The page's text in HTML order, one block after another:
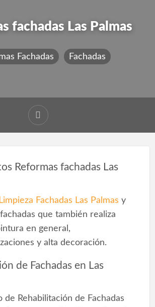
fachadas Las Palmas
Fachadas Fachadas
Reformas fachadas Las
Limpieza Fachadas Las Palmas y
que también realiza
en general,
y alta decoración.
de Fachadas en Las
de Rehabilitación de Fachadas